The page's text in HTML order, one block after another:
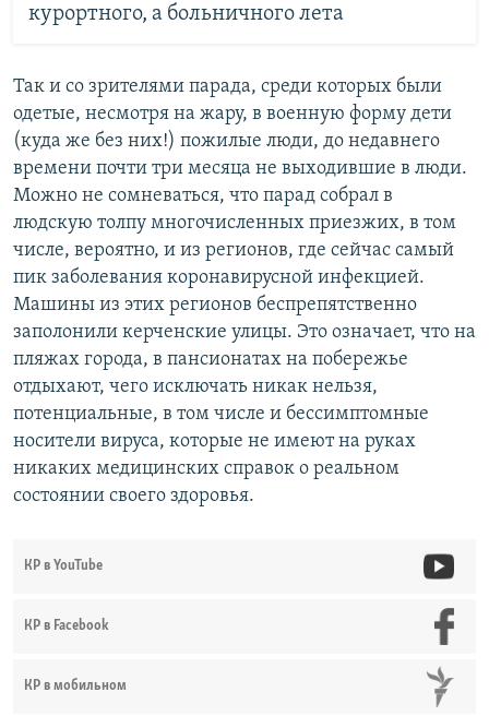
курортного, а больничного лета
Так и со зрителями парада, среди которых были
одетые, несмотря на жару, в военную форму дети
(куда же без них!) пожилые люди, до недавнего
времени почти три месяца не выходившие в люди.
Можно не сомневаться, что парад собрал в
людскую толпу многочисленных приезжих, в том
числе, вероятно, и из регионов, где сейчас самый
пик заболевания коронавирусной инфекцией.
Машины из этих регионов беспрепятственно
заполонили керченские улицы. Это означает, что на
пляжах города, в пансионатах на побережье
отдыхают, чего исключать никак нельзя,
потенциальные, в том числе и бессимптомные
носители вируса, которые не имеют на руках
никаких медицинских справок о реальном
состоянии своего здоровья.
КР в YouTube
КР в Facebook
КР в мобильном